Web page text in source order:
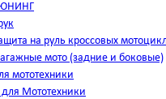
на руль кроссовых
мото (задние и боковые)
мототехники
Мототехники